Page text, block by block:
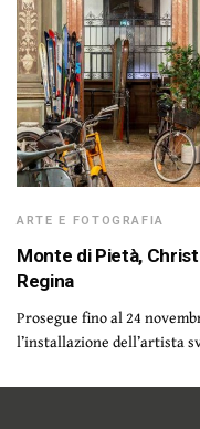
ARTE E FOTOGRAFIA
Monte di Pietà,
Regina
Prosegue fino al 24
l’installazione dell’artista